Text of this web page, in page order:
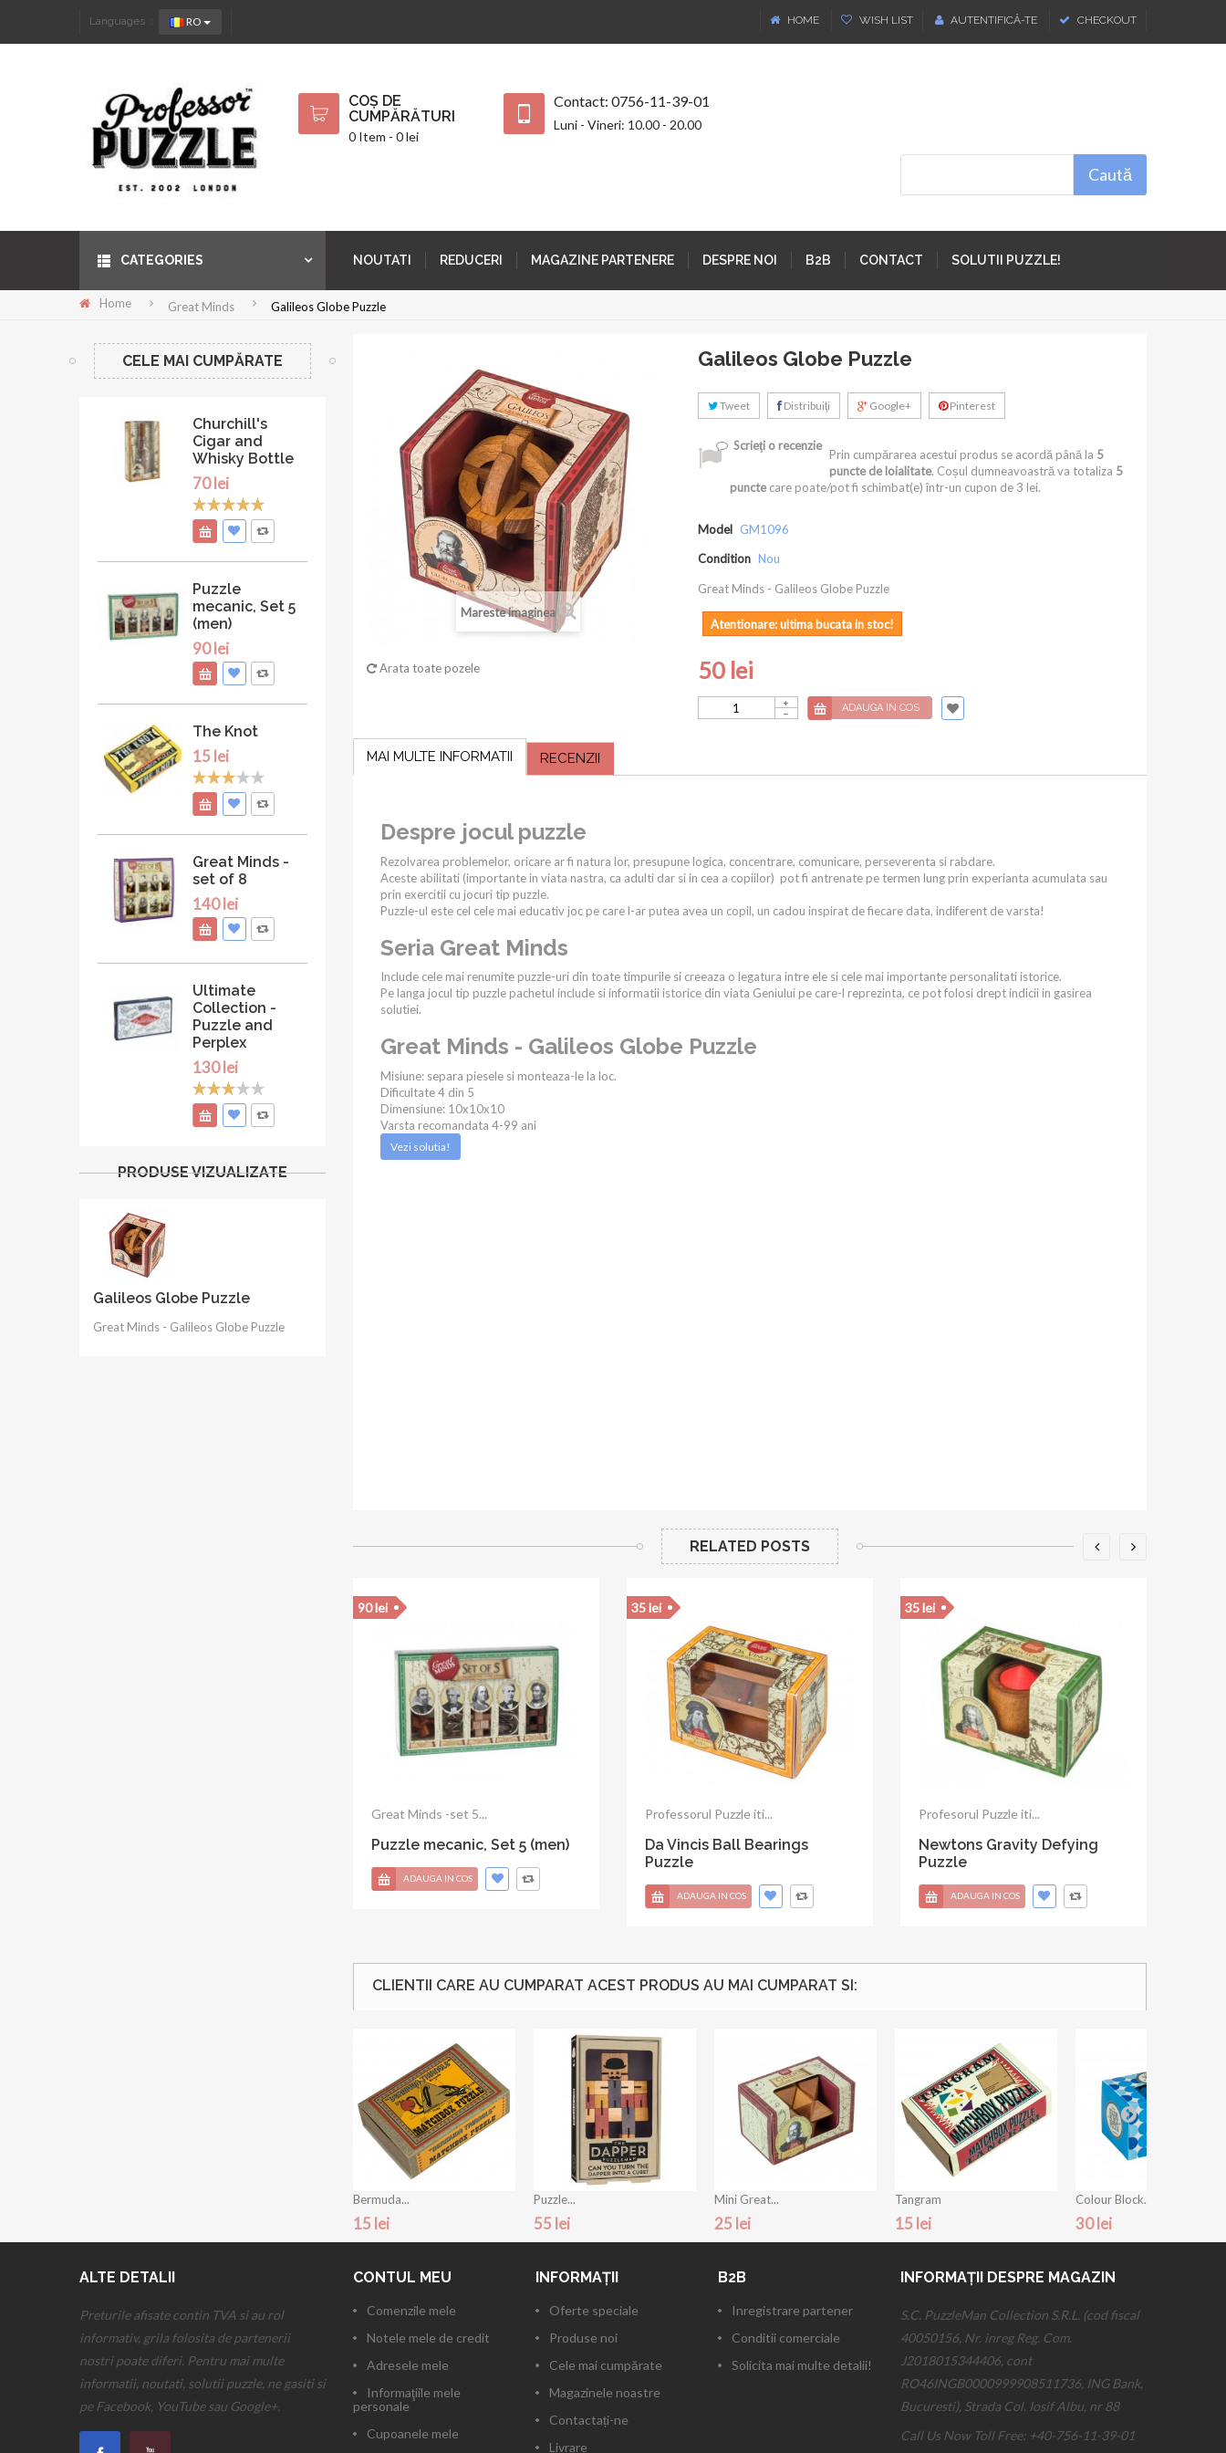
HOME WISH LIST AUTENTIFICĂ-TE CHECKOUT
Languages : RO
COȘ DE
CUMPĂRĂTURI
0 Item - 0 lei
Contact: 0756-11-39-01
Luni - Vineri: 10.00 - 20.00
Caută
CATEGORIES NOUTATI REDUCERI MAGAZINE PARTENERE DESPRE NOI B2B CONTACT SOLUTII PUZZLE!
Home Great Minds Galileos Globe Puzzle
CELE MAI CUMPĂRATE
Churchill's
Cigar and
Whisky Bottle
70 lei
Puzzle
mecanic, Set 5
(men)
90 lei
The Knot
15 lei
Great Minds -
set of 8
140 lei
Ultimate
Collection -
Puzzle and
Perplex
130 lei
PRODUSE VIZUALIZATE
Galileos Globe Puzzle
Great Minds - Galileos Globe Puzzle
Mareste imaginea
Arata toate pozele
Galileos Globe Puzzle
Tweet Distribuiţi Google+ Pinterest
Scrieţi o recenzie
Prin cumpărarea acestui produs se acordă până la 5
puncte de loialitate. Coșul dumneavoastră va totaliza 5
punctecare poate/pot fi schimbat(e) într-un cupon de 3 lei.
Model GM1096
Condition Nou
Great Minds - Galileos Globe Puzzle
Atentionare: ultima bucata in stoc!
50 lei
ADAUGA IN COS
MAI MULTE INFORMATII RECENZII
Despre jocul puzzle
Rezolvarea problemelor, oricare ar fi natura lor, presupune logica, concentrare, comunicare, perseverenta si rabdare.
Aceste abilitati (importante in viata nastra, ca adulti dar si in cea a copiilor) pot fi antrenate pe termen lung prin experianta acumulata sau
prin exercitii cu jocuri tip puzzle.
Puzzle-ul este cel cele mai educativ joc pe care l-ar putea avea un copil, un cadou inspirat de fiecare data, indiferent de varsta!
Seria Great Minds
Include cele mai renumite puzzle-uri din toate timpurile si creeaza o legatura intre ele si cele mai importante personalitati istorice.
Pe langa jocul tip puzzle pachetul include si informatii istorice din viata Geniului pe care-l reprezinta, ce pot folosi drept indicii in gasirea
solutiei.
Great Minds - Galileos Globe Puzzle
Misiune: separa piesele si monteaza-le la loc.
Dificultate 4 din 5
Dimensiune: 10x10x10
Varsta recomandata 4-99 ani
Vezi solutia!
RELATED POSTS
Profesorul Puzzle propune o...
William the Conquerors
35 lei
Profesorul Puzzle propune o...
Franklins Keys Puzzle
35 lei
Profesorul Puzzle propune o...
Galileo's Star Puzzle
35 lei
CLIENTII CARE AU CUMPARAT ACEST PRODUS AU MAI CUMPARAT SI:
Bermuda...
15 lei
Puzzle...
55 lei
Mini Great...
25 lei
Tangram
15 lei
Colour Block...
30 lei
ALTE DETALII
Preturile afisate contin TVA si au rol
informativ, grila folosita de partenerii
nostri poate diferi. Pentru mai multe
informatii, noutati, solutii puzzle, ne gasiti si
pe Facebook, YouTube sau Google+.
CONTUL MEU
Comenzile mele
Notele mele de credit
Adresele mele
Informaţiile mele
personale
Cupoanele mele
INFORMAŢII
Oferte speciale
Produse noi
Cele mai cumpărate
Magazinele noastre
Contactați-ne
Livrare
B2B
Inregistrare partener
Conditii comerciale
Solicita mai multe detalii!
INFORMAȚII DESPRE MAGAZIN
S.C. PuzzleMan Collection S.R.L. (cod fiscal
40050156, Nr. inreg Reg. Com.
J2018015344406, cont
RO46INGB0000999908511736, ING Bank,
Bucuresti), Strada Col. Iosif Albu, nr 88
Call Us Now Toll Free: +40-756-11-39-01